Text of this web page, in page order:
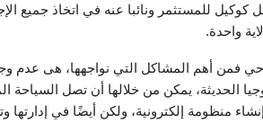
كوكيل للمستثمر ونائبا عنه في اتخاذ جميع
واحدة.
فمن أهم المشاكل التي نواجهها، هى
الحديثة، يمكن من خلالها أن تصل السياحة
منظومة إلكترونية، ولكن أيضًا في إدارتها